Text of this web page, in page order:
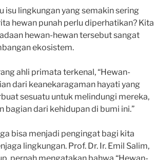
isu lingkungan yang semakin sering
hewan punah perlu diperhatikan? Kita
hewan-hewan tersebut sangat
ekosistem.
ahli primata terkenal, “Hewan-
dari keanekaragaman hayati yang
sesuatu untuk melindungi mereka,
bagian dari kehidupan di bumi ini.”
bisa menjadi pengingat bagi kita
lingkungan. Prof. Dr. Ir. Emil Salim,